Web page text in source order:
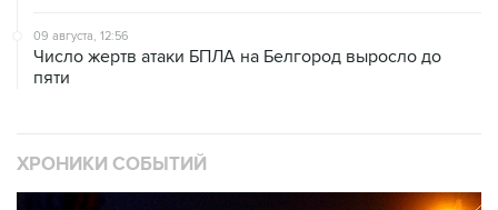
09 августа, 12:56
Число жертв атаки БПЛА на Белгород выросло до
пяти
ХРОНИКИ СОБЫТИЙ